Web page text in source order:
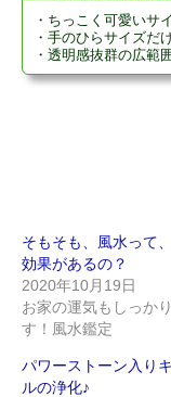
・ちっこく可愛いサ
・手のひらサイズだ
・透明感抜群の広範
そもそも、風水って
効果があるの？
2020年10月19日
お家の運気もしっか
す！風水鑑定
パワーストーン入り
ルの浄化♪